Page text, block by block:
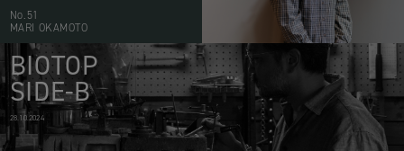
No.51
MARI OKAMOTO
BIOTOP
SIDE-B
28.10.2024